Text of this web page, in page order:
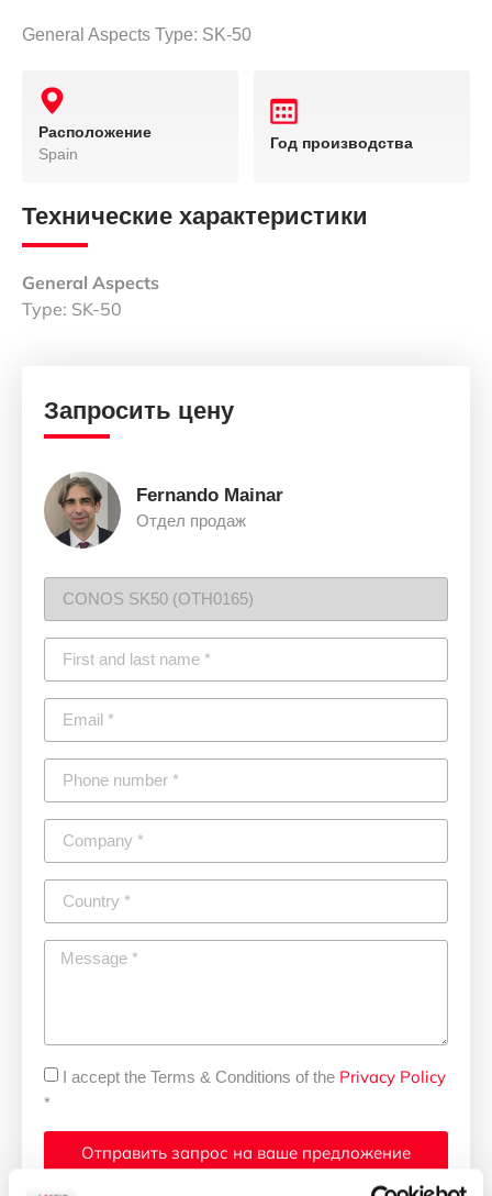
General Aspects Type: SK-50
Расположение
Spain
Год производства
Технические характеристики
General Aspects
Type: SK-50
Запросить цену
Fernando Mainar
Отдел продаж
I accept the Terms & Conditions of the Privacy Policy
*
Отправить запрос на ваше предложение